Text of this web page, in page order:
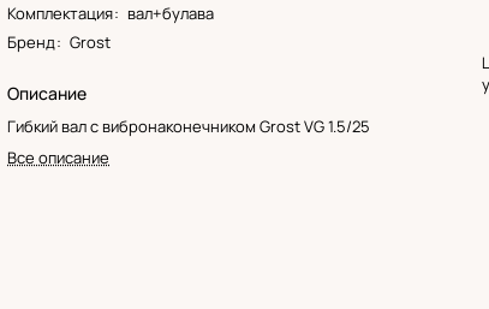
Комплектация: вал+булава
Бренд: Grost
Описание
Гибкий вал с вибронаконечником Grost VG 1.5/25
Все описание